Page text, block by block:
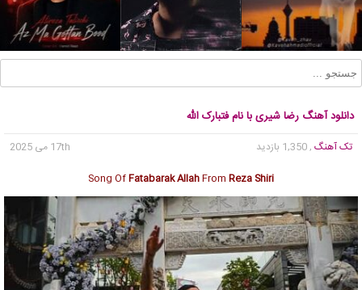
دانلود آهنگ رضا شیری با نام فتبارک الله
تک آهنگ , 1,350 بازدید
17th می 2025
Song OfFatabarak AllahFrom Reza Shiri